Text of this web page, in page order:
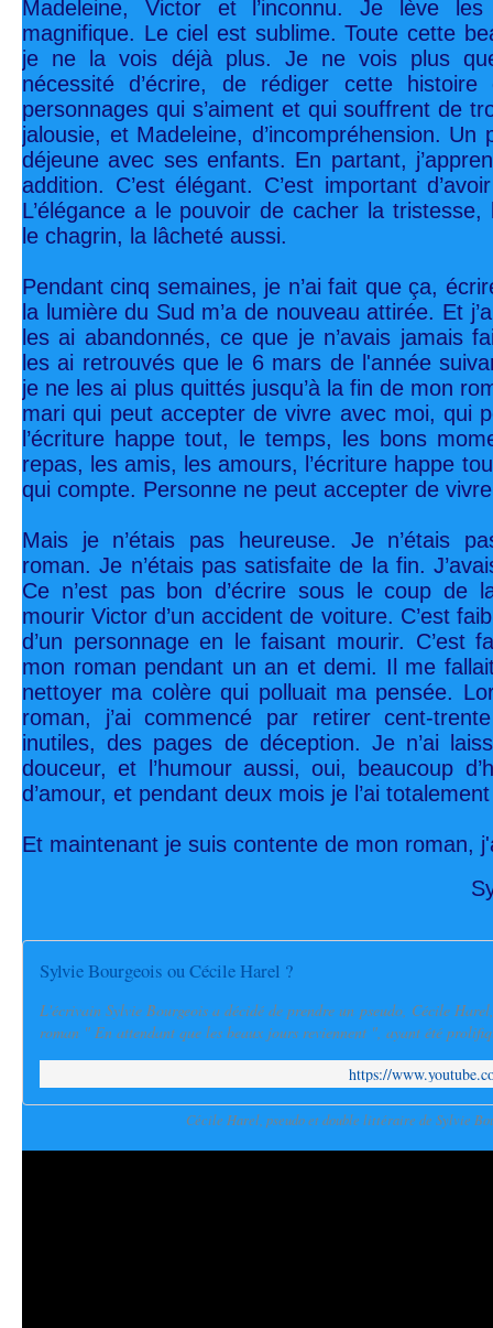
Madeleine, Victor et l’inconnu. Je lève
magnifique. Le ciel est sublime. Toute cette
je ne la vois déjà plus. Je ne vois plus
nécessité d’écrire, de rédiger cette histoire
personnages qui s’aiment et qui souffrent de
jalousie, et Madeleine, d’incompréhension. Un
déjeune avec ses enfants. En partant,
addition. C’est élégant. C’est important
L’élégance a le pouvoir de cacher la
le chagrin, la lâcheté aussi.
Pendant cinq semaines, je n’ai fait que ça,
la lumière du Sud m’a de nouveau attirée. Et
les ai abandonnés, ce que je n’avais jamais
les ai retrouvés que le 6 mars de l'année
je ne les ai plus quittés jusqu’à la fin de mon
mari qui peut accepter de vivre avec moi, qui
l’écriture happe tout, le temps, les bons
repas, les amis, les amours, l’écriture happe
qui compte. Personne ne peut accepter de
Mais je n’étais pas heureuse. Je n’étais
roman. Je n’étais pas satisfaite de la fin.
Ce n’est pas bon d’écrire sous le coup de
mourir Victor d’un accident de voiture. C’est
d’un personnage en le faisant mourir. C’est
mon roman pendant un an et demi. Il me
nettoyer ma colère qui polluait ma pensée.
roman, j’ai commencé par retirer cent-
inutiles, des pages de déception. Je n’ai
douceur, et l’humour aussi, oui, beaucoup
d’amour, et pendant deux mois je l’ai
Et maintenant je suis contente de mon roman,
Sylvie Bourgeois ou Cécile Harel ?
L'écrivain Sylvie Bourgeois a décidé de prendre un pseudo, Cécile
roman " En attendant que les beaux jours reviennent ", ayant été
https://
Cécile Harel, pseudo et double littéraire de Sylvie